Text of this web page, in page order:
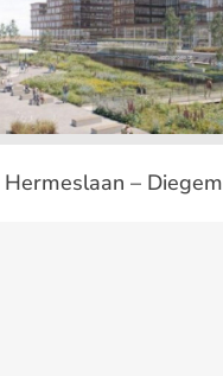
– Diegem